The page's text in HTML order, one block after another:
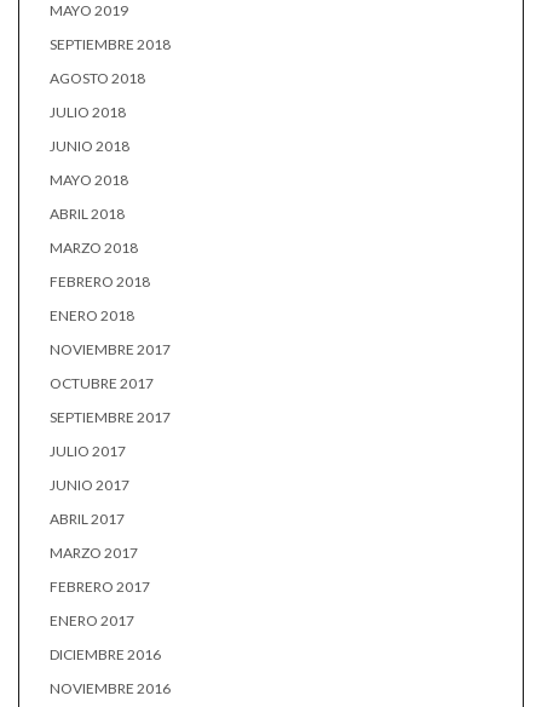
MAYO 2019
SEPTIEMBRE 2018
AGOSTO 2018
JULIO 2018
JUNIO 2018
MAYO 2018
ABRIL 2018
MARZO 2018
FEBRERO 2018
ENERO 2018
NOVIEMBRE 2017
OCTUBRE 2017
SEPTIEMBRE 2017
JULIO 2017
JUNIO 2017
ABRIL 2017
MARZO 2017
FEBRERO 2017
ENERO 2017
DICIEMBRE 2016
NOVIEMBRE 2016